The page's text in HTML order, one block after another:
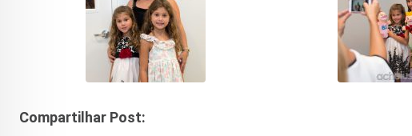
Compartilhar Post: